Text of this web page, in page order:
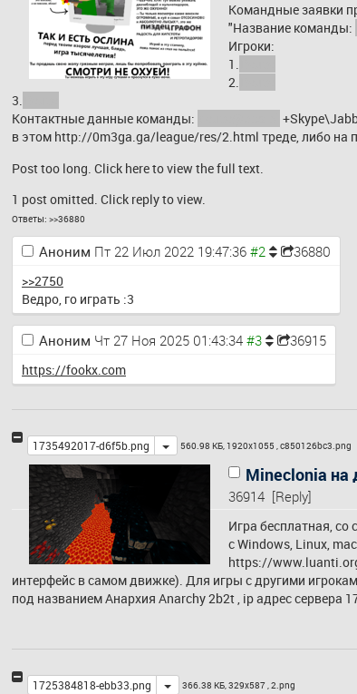
Командные заявки
"Название команды:
Игроки:
1.
2.
3.
Контактные данные команды:
в этом http://0m3ga.ga/league/res/2.html треде, либо на
Post too long. Click here to view the full text.
1 post omitted. Click reply to view.
Ответы: >>36880
Аноним Пт 22 Июл 2022 19:47:36 36880
>>2750
Ведро, го играть :3
Аноним Чт 27 Ноя 2025 01:43:34 36915
https://fookx.com
1735492017-d6f5b.png Toggle
560.98 КБ, 1920x1055 ,c850126bc3.png
Mineclonia на
36914 [Reply]
Игра бесплатная,
https://
интерфейс в самом движке). Для игры с другими
под названием Анархия Anarchy 2b2t , ip адрес сервера
1725384818-ebb33.png Toggle
366.38 КБ, 329x587 , 2.png